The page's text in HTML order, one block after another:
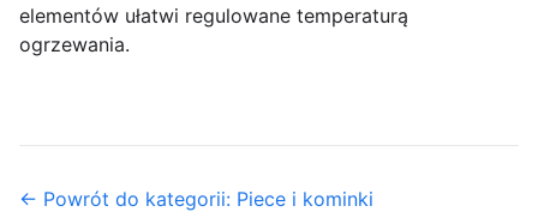
elementów ułatwi regulowane temperaturą
ogrzewania.
← Powrót do kategorii: Piece i kominki